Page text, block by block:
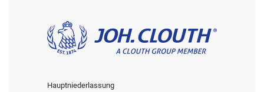
Hauptniederlassung